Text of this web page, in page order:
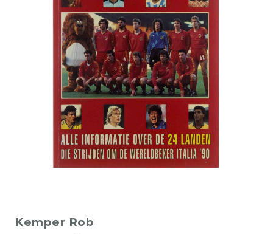
Kemper Rob